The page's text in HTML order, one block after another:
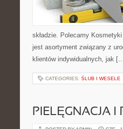
składzie. Polecamy
jest asortyment związany z
klientów indywidualnych, jak
CATEGORIES: ŚLUB I WESELE
PIELĘGNACJA I